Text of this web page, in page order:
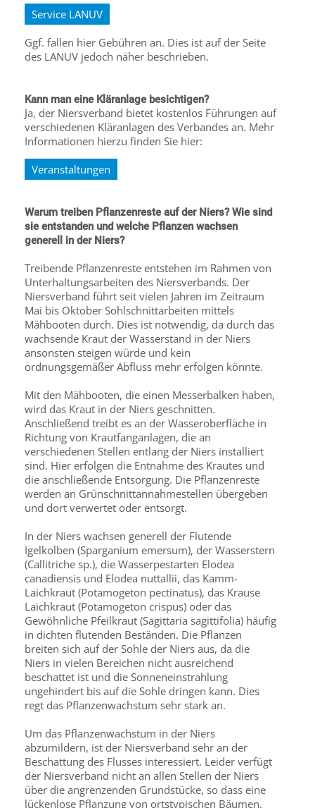
Service LANUV
Ggf. fallen hier Gebühren an. Dies ist auf der Seite
des LANUV jedoch näher beschrieben.
Kann man eine Kläranlage besichtigen?
Ja, der Niersverband bietet kostenlos Führungen auf
verschiedenen Kläranlagen des Verbandes an. Mehr
Informationen hierzu finden Sie hier:
Veranstaltungen
Warum treiben Pflanzenreste auf der Niers? Wie sind
sie entstanden und welche Pflanzen wachsen
generell in der Niers?
Treibende Pflanzenreste entstehen im Rahmen von
Unterhaltungsarbeiten des Niersverbands. Der
Niersverband führt seit vielen Jahren im Zeitraum
Mai bis Oktober Sohlschnittarbeiten mittels
Mähbooten durch. Dies ist notwendig, da durch das
wachsende Kraut der Wasserstand in der Niers
ansonsten steigen würde und kein
ordnungsgemäßer Abfluss mehr erfolgen könnte.
Mit den Mähbooten, die einen Messerbalken haben,
wird das Kraut in der Niers geschnitten.
Anschließend treibt es an der Wasseroberfläche in
Richtung von Krautfanganlagen, die an
verschiedenen Stellen entlang der Niers installiert
sind. Hier erfolgen die Entnahme des Krautes und
die anschließende Entsorgung. Die Pflanzenreste
werden an Grünschnittannahmestellen übergeben
und dort verwertet oder entsorgt.
In der Niers wachsen generell der Flutende
Igelkolben (Sparganium emersum), der Wasserstern
(Callitriche sp.), die Wasserpestarten Elodea
canadiensis und Elodea nuttallii, das Kamm-
Laichkraut (Potamogeton pectinatus), das Krause
Laichkraut (Potamogeton crispus) oder das
Gewöhnliche Pfeilkraut (Sagittaria sagittifolia) häufig
in dichten flutenden Beständen. Die Pflanzen
breiten sich auf der Sohle der Niers aus, da die
Niers in vielen Bereichen nicht ausreichend
beschattet ist und die Sonneneinstrahlung
ungehindert bis auf die Sohle dringen kann. Dies
regt das Pflanzenwachstum sehr stark an.
Um das Pflanzenwachstum in der Niers
abzumildern, ist der Niersverband sehr an der
Beschattung des Flusses interessiert. Leider verfügt
der Niersverband nicht an allen Stellen der Niers
über die angrenzenden Grundstücke, so dass eine
lückenlose Pflanzung von ortstypischen Bäumen,